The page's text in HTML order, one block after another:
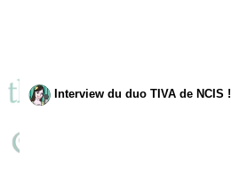
Interview du duo TIVA de NCIS !